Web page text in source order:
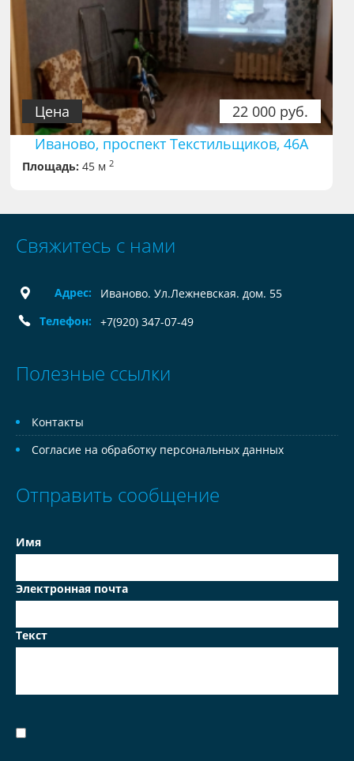
22 000 руб.
Цена
Иваново, проспект Текстильщиков, 46А
Площадь: 45 м2
Свяжитесь с нами
Адрес:
Иваново. Ул.Лежневская. дом. 55
Телефон:
+7(920) 347-07-49
Полезные ссылки
Контакты
Согласие на обработку персональных данных
Отправить сообщение
Имя
Электронная почта
Текст